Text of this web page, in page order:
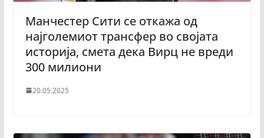
Манчестер Сити се откажа од
најголемиот трансфер во својата
историја, смета дека Вирц не вреди
300 милиони
20.05.2025